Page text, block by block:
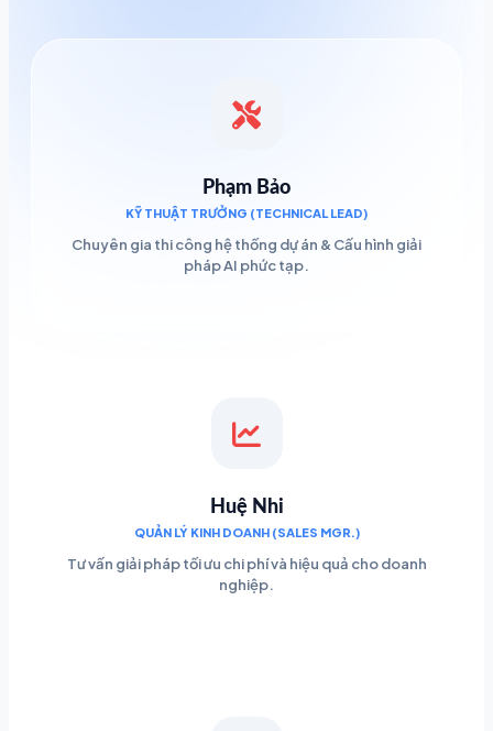
Phạm Bảo
KỸ THUẬT TRƯỞNG (TECHNICAL LEAD)
Chuyên gia thi công hệ thống dự án & Cấu hình giải
pháp AI phức tạp.
Huệ Nhi
QUẢN LÝ KINH DOANH (SALES MGR.)
Tư vấn giải pháp tối ưu chi phí và hiệu quả cho doanh
nghiệp.